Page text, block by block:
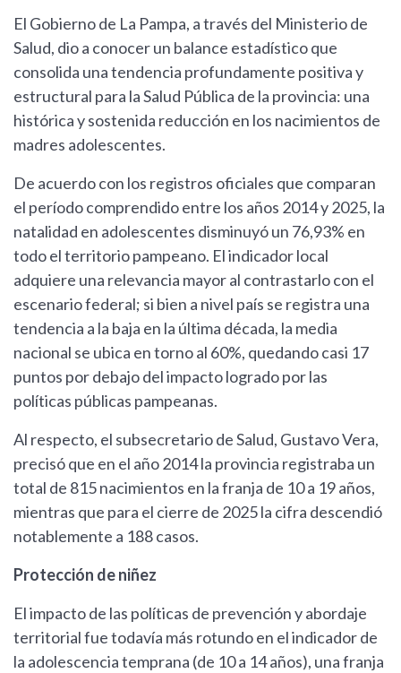
El Gobierno de La Pampa, a través del Ministerio de
Salud, dio a conocer un balance estadístico que
consolida una tendencia profundamente positiva y
estructural para la Salud Pública de la provincia: una
histórica y sostenida reducción en los nacimientos de
madres adolescentes.
De acuerdo con los registros oficiales que comparan
el período comprendido entre los años 2014 y 2025, la
natalidad en adolescentes disminuyó un 76,93% en
todo el territorio pampeano. El indicador local
adquiere una relevancia mayor al contrastarlo con el
escenario federal; si bien a nivel país se registra una
tendencia a la baja en la última década, la media
nacional se ubica en torno al 60%, quedando casi 17
puntos por debajo del impacto logrado por las
políticas públicas pampeanas.
Al respecto, el subsecretario de Salud, Gustavo Vera,
precisó que en el año 2014 la provincia registraba un
total de 815 nacimientos en la franja de 10 a 19 años,
mientras que para el cierre de 2025 la cifra descendió
notablemente a 188 casos.
Protección de niñez
El impacto de las políticas de prevención y abordaje
territorial fue todavía más rotundo en el indicador de
la adolescencia temprana (de 10 a 14 años), una franja